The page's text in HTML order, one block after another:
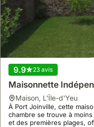
9.9 23 avis
Maisonnette
maison, L'Île-d'Yeu
À Port Joinville, cette
chambre se trouve à
et des premières plages,